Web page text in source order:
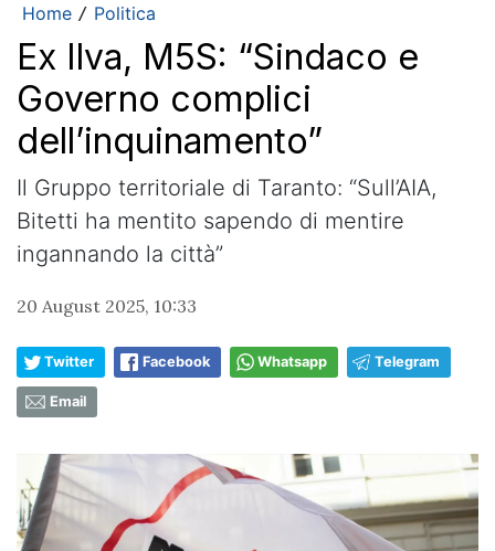
Home / Politica
Ex Ilva, M5S: “Sindaco e
Governo complici
dell’inquinamento”
Il Gruppo territoriale di Taranto: “Sull’AIA,
Bitetti ha mentito sapendo di mentire
ingannando la città”
20 August 2025, 10:33
Twitter Facebook Whatsapp Telegram
Email